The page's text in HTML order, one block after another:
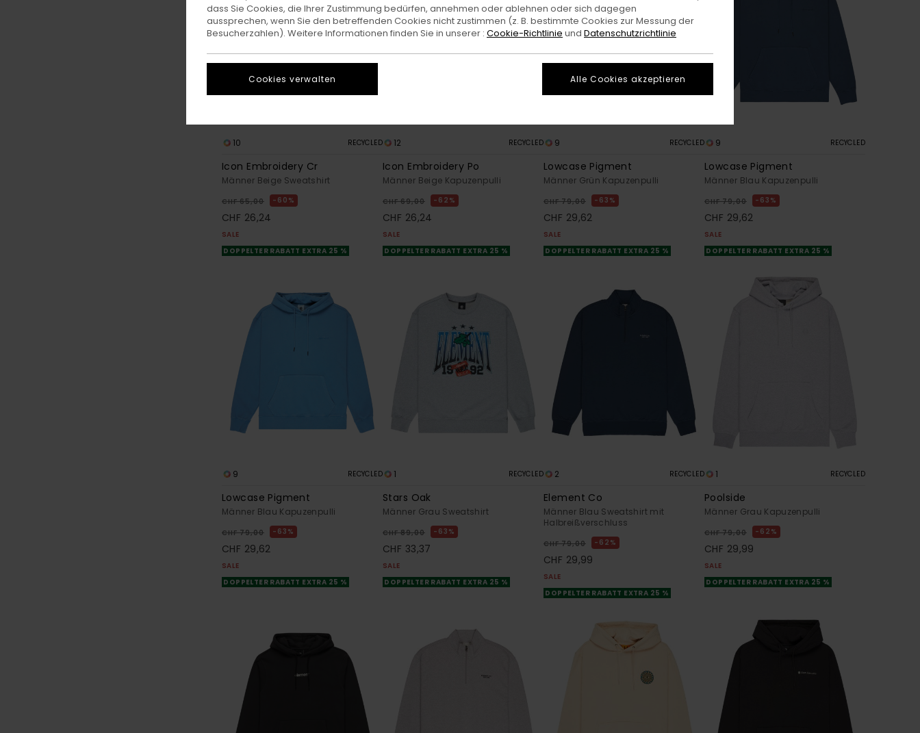
10 RECYCLED
Icon Embroidery Cr
Männer Beige Sweatshirt
CHF 65,00 60%
CHF 26,24
SALE
DOPPELTER RABATT EXTRA 25 %
12 RECYCLED
Icon Embroidery Po
Männer Beige Kapuzenpulli
CHF 69,00 62%
CHF 26,24
SALE
DOPPELTER RABATT EXTRA 25 %
9 RECYCLED
Lowcase Pigment
Männer Grün Kapuzenpulli
CHF 79,00 63%
CHF 29,62
SALE
DOPPELTER RABATT EXTRA 25 %
9 RECYCLED
Lowcase Pigment
Männer Blau Kapuzenpulli
CHF 79,00 63%
CHF 29,62
SALE
DOPPELTER RABATT EXTRA 25 %
9 RECYCLED
Lowcase Pigment
Männer Blau Kapuzenpulli
CHF 79,00 63%
CHF 29,62
SALE
DOPPELTER RABATT EXTRA 25 %
1 RECYCLED
Stars Oak
Männer Grau Sweatshirt
CHF 89,00 63%
CHF 33,37
SALE
DOPPELTER RABATT EXTRA 25 %
2 RECYCLED
Element Co
Männer Blau Sweatshirt mit
Halbreißverschluss
CHF 79,00 62%
CHF 29,99
SALE
DOPPELTER RABATT EXTRA 25 %
1 RECYCLED
Poolside
Männer Grau Kapuzenpulli
CHF 79,00 62%
CHF 29,99
SALE
DOPPELTER RABATT EXTRA 25 %
dass Sie Cookies, die Ihrer Zustimmung bedürfen, annehmen oder ablehnen oder sich dagegen
aussprechen, wenn Sie den betreffenden Cookies nicht zustimmen (z. B. bestimmte Cookies zur Messung der
Besucherzahlen). Weitere Informationen finden Sie in unserer : Cookie-Richtlinie und Datenschutzrichtlinie
Cookies verwalten Alle Cookies akzeptieren